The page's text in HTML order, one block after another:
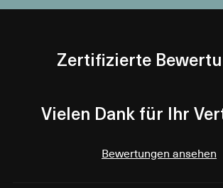
Zertifizierte
Vielen Dank für Ihr
Bewertungen ansehen